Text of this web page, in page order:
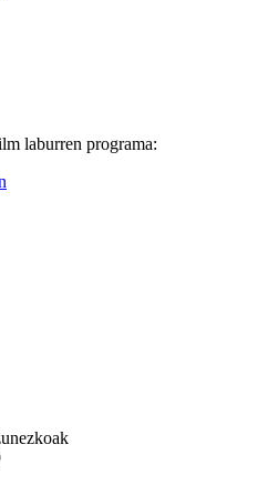
laburren programa: